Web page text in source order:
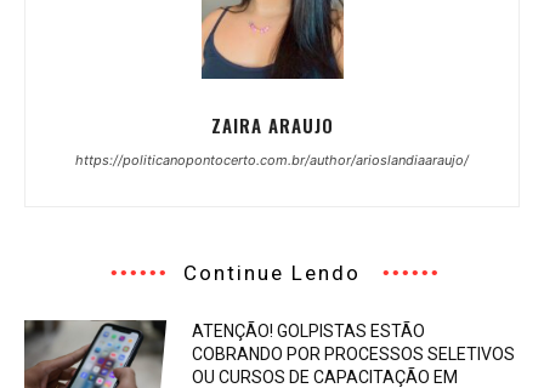
ZAIRA ARAUJO
https://politicanopontocerto.com.br/author/arioslandiaaraujo/
Continue Lendo
ATENÇÃO! GOLPISTAS ESTÃO
COBRANDO POR PROCESSOS SELETIVOS
OU CURSOS DE CAPACITAÇÃO EM